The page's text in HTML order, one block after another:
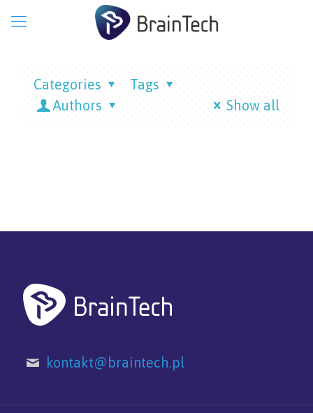
Categories
Tags
Authors
Show all
kontakt@braintech.pl